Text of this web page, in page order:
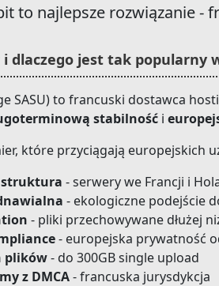
to najlepsze rozwiązanie -
dlaczego jest tak popularny
SASU) to francuski dostawca
stabilność i
które przyciągają europejskich
- serwery we Francji i
- ekologiczne podejście
- pliki przechowywane dłużej
- europejska prywatność
plików- do 300GB single upload
z DMCA- francuska jurysdykcja